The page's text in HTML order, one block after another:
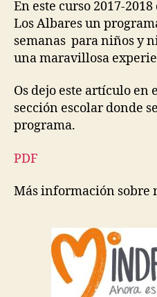
En este curso 2017-
Los Albares un
semanas para niños y
una maravillosa
Os dejo este artículo en
sección escolar donde
programa.
PDF
Más información sobre